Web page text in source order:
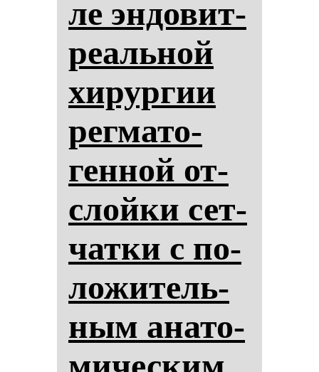
ле эн­до­вит­
ре­аль­ной
хи­рур­гии
рег­ма­то­
ген­ной от­
слой­ки сет­
чат­ки с по­
ло­жи­тель­
ным ана­то­